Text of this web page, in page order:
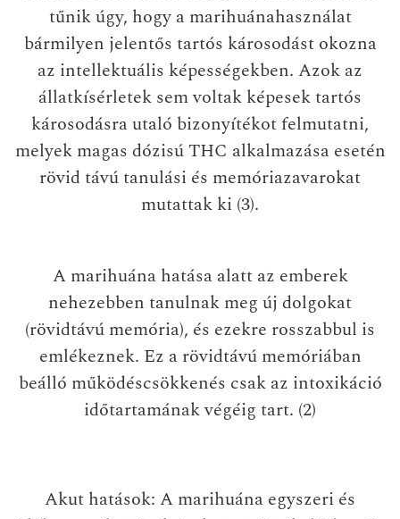
tűnik úgy, hogy a marihuánahasználat
bármilyen jelentős tartós károsodást okozna
az intellektuális képességekben. Azok az
állatkísérletek sem voltak képesek tartós
károsodásra utaló bizonyítékot felmutatni,
melyek magas dózisú THC alkalmazása esetén
rövid távú tanulási és memóriazavarokat
mutattak ki (3).
A marihuána hatása alatt az emberek
nehezebben tanulnak meg új dolgokat
(rövidtávú memória), és ezekre rosszabbul is
emlékeznek. Ez a rövidtávú memóriában
beálló működéscsökkenés csak az intoxikáció
időtartamának végéig tart. (2)
Akut hatások: A marihuána egyszeri és